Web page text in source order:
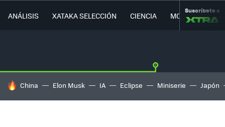
ANÁLISIS XATAKA SELECCIÓN CIENCIA MOVILIDAD
Suscríbete a
HOY SE HABLA DE
China Elon Musk IA Eclipse Miniserie Japón